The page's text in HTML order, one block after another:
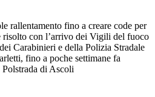
rallentamento fino a creare code per
risolto con l’arrivo dei Vigili del fuoco
Carabinieri e della Polizia Stradale
fino a poche settimane fa
di Ascoli